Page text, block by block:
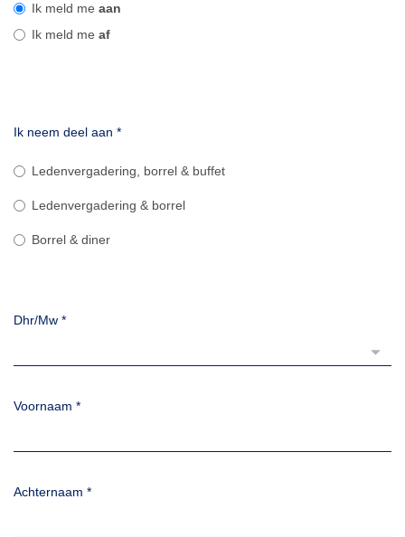
Ik meld me aan
Ik meld me af
Ik neem deel aan *
Ledenvergadering, borrel & buffet
Ledenvergadering & borrel
Borrel & diner
Dhr/Mw *
Voornaam *
Achternaam *